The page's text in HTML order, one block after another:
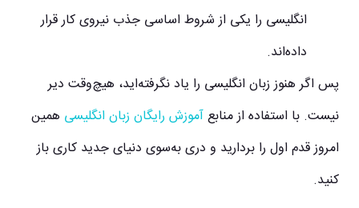
انگلیسی را یکی از شروط اساسی جذب نیروی کار قرار
داده‌اند.
پس اگر هنوز زبان انگلیسی را یاد نگرفته‌اید، هیچ‌وقت دیر
نیست. با استفاده از منابعآموزش رایگان زبان انگلیسی همین
امروز قدم اول را بردارید و دری به‌سوی دنیای جدید کاری باز
کنید.